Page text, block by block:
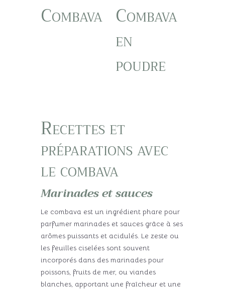
Combava Combava
en
poudre
Recettes et
préparations avec
le combava
Marinades et sauces
Le combava est un ingrédient phare pour
parfumer marinades et sauces grâce à ses
arômes puissants et acidulés. Le zeste ou
les feuilles ciselées sont souvent
incorporés dans des marinades pour
poissons, fruits de mer, ou viandes
blanches, apportant une fraîcheur et une